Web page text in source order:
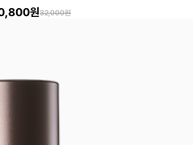
원32,000원